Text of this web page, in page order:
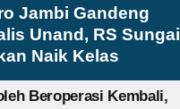
Jambi Gandeng
Unand, RS Sungai
Naik Kelas
Beroperasi Kembali,